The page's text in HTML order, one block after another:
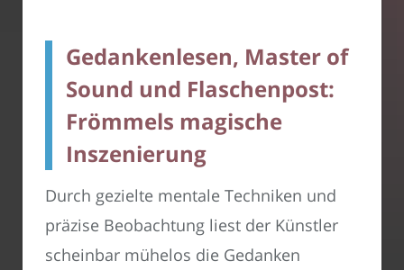
Gedankenlesen, Master of
Sound und Flaschenpost:
Frömmels magische
Inszenierung
Durch gezielte mentale Techniken und
präzise Beobachtung liest der Künstler
scheinbar mühelos die Gedanken